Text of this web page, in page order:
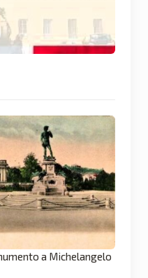
a Michelangelo